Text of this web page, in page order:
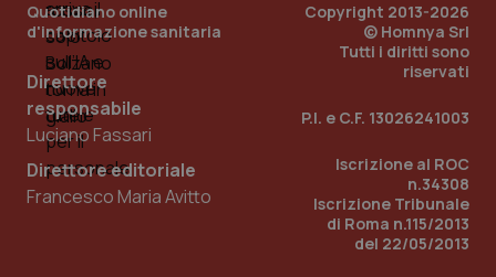
Quotidiano online
d'informazione sanitaria
Direttore
responsabile
Luciano Fassari
Direttore editoriale
Francesco Maria Avitto
Copyright 2013-2026
© Homnya Srl
Tutti i diritti sono
riservati
P.I. e C.F. 13026241003
Iscrizione al ROC
n.34308
Iscrizione Tribunale
di Roma n.115/2013
del 22/05/2013